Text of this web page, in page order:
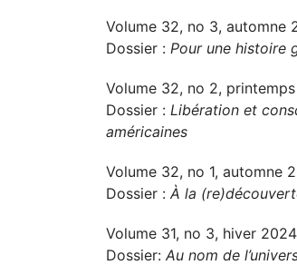
Volume 32, no 3, automne
Dossier : Pour une histoire
Volume 32, no 2,
Dossier : Libération et
américaines
Volume 32, no 1, automne
Dossier : À la
Volume 31, no 3, hiver
Dossier: Au nom de